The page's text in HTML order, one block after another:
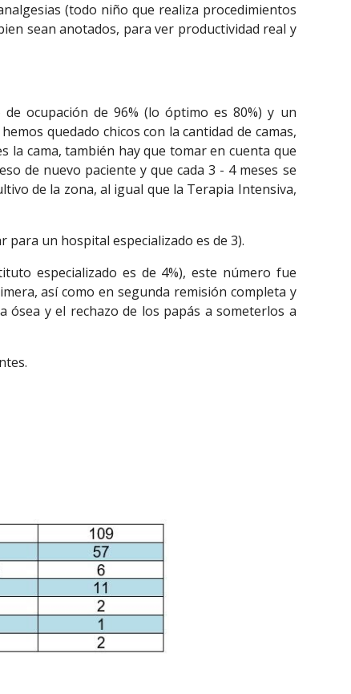
(todo niño que realiza procedimientos
sean anotados, para ver productividad real y
ocupación de 96% (lo óptimo es 80%) y un
quedado chicos con la cantidad de camas,
la cama, también hay que tomar en cuenta que
de nuevo paciente y que cada 3 - 4 meses se
de la zona, al igual que la Terapia Intensiva,
para un hospital especializado es de 3).
especializado es de 4%), este número fue
así como en segunda remisión completa y
y el rechazo de los papás a someterlos a